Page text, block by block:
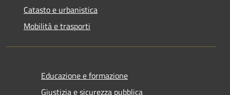
Catasto e urbanistica
Mobilità e trasporti
Educazione e formazione
Giustizia e sicurezza pubblica